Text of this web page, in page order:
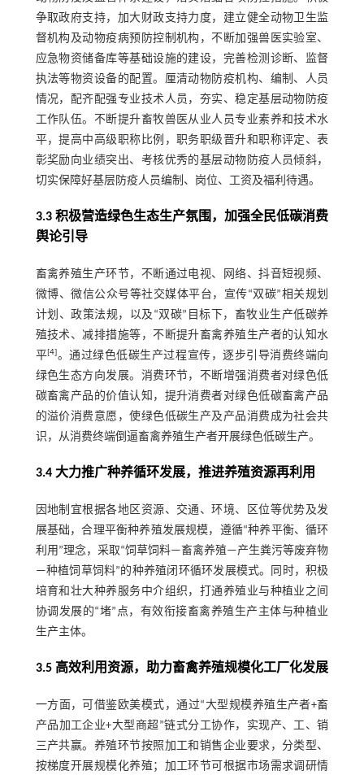
争取政府支持，加大财政支持力度，建立健全动物卫生监
督机构及动物疫病预防控制机构，不断加强兽医实验室、
应急物资储备库等基础设施的建设，完善检测诊断、监督
执法等物资设备的配置。厘清动物防疫机构、编制、人员
情况，配齐配强专业技术人员，夯实、稳定基层动物防疫
工作队伍。不断提升畜牧兽医从业人员专业素养和技术水
平，提高中高级职称比例，职务职级晋升和职称评定、表
彰奖励向业绩突出、考核优秀的基层动物防疫人员倾斜，
切实保障好基层防疫人员编制、岗位、工资及福利待遇。
3.3 积极营造绿色生态生产氛围，加强全民低碳消费
舆论引导
畜禽养殖生产环节，不断通过电视、网络、抖音短视频、
微博、微信公众号等社交媒体平台，宣传“双碳”相关规划
计划、政策法规，以及“双碳”目标下，畜牧业生产低碳养
殖技术、减排措施等，不断提升畜禽养殖生产者的认知水
平[4]。通过绿色低碳生产过程宣传，逐步引导消费终端向
绿色生态方向发展。消费环节，不断增强消费者对绿色低
碳畜禽产品的价值认知，提升消费者对绿色低碳畜禽产品
的溢价消费意愿，使绿色低碳生产及产品消费成为社会共
识，从消费终端倒逼畜禽养殖生产者开展绿色低碳生产。
3.4 大力推广种养循环发展，推进养殖资源再利用
因地制宜根据各地区资源、交通、环境、区位等优势及发
展基础，合理平衡种养殖发展规模，遵循“种养平衡、循环
利用”理念，采取“饲草饲料—畜禽养殖—产生粪污等废弃物
—种植饲草饲料”的种养殖闭环循环发展模式。同时，积极
培育和壮大种养服务中介组织，打通养殖业与种植业之间
协调发展的“堵”点，有效衔接畜禽养殖生产主体与种植业
生产主体。
3.5 高效利用资源，助力畜禽养殖规模化工厂化发展
一方面，可借鉴欧美模式，通过“大型规模养殖生产者+畜
产品加工企业+大型商超”链式分工协作，实现产、工、销
三产共赢。养殖环节按照加工和销售企业要求，分类型、
按梯度开展规模化养殖；加工环节可根据市场需求调研情